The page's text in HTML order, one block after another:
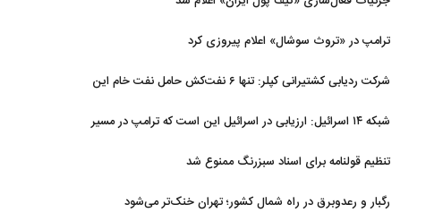
ترامپ در «تروث سوشال» اعلام پیروزی کرد
شرکت ردیابی کشتیرانی کپلر: تنها ۶ نفت‌کش حامل نفت خام این
شبکه ۱۴ اسرائیل: ارزیابی در اسرائیل این است که ترامپ در مسیر
تنظیم قولنامه برای اسناد سبزرنگ ممنوع شد
رگبار و رعدوبرق در راه شمال کشور؛ تهران خنک‌تر می‌شود